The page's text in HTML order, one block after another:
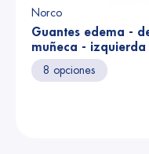
Norco
Guantes edema -
muñeca - izquierda
8 opciones